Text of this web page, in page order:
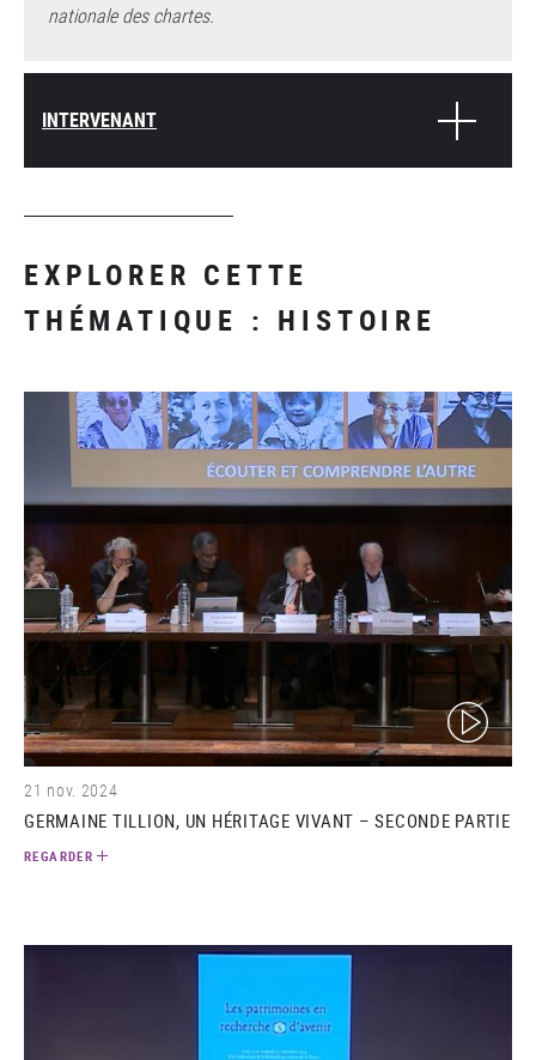
nationale des chartes.
INTERVENANT
EXPLORER CETTE
THÉMATIQUE : HISTOIRE
(video)
21 nov. 2024
GERMAINE TILLION, UN HÉRITAGE VIVANT – SECONDE PARTIE
REGARDER